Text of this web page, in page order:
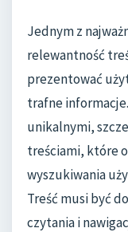
Jednym z
relewantność
prezentować
trafne
unikalnymi,
treściami, które
wyszukiwania
Treść musi być
czytania i